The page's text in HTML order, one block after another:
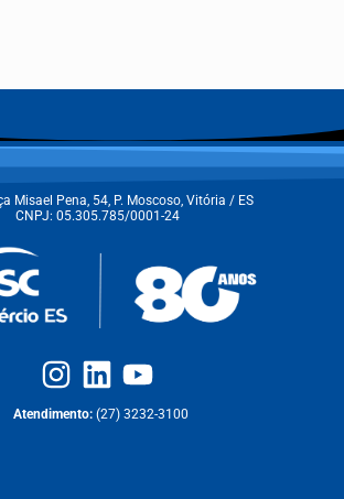
Misael Pena, 54, P. Moscoso, Vitória / ES
CNPJ: 05.305.785/0001-24
Atendimento: (27) 3232-3100